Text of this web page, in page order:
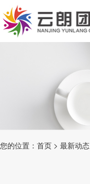
您的位置： 首页 > 最新动态